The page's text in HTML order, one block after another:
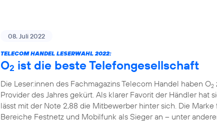
08. Juli 2022
TELECOM HANDEL LESERWAHL 2022:
O2 ist die beste Telefongesellschaft
Die Leser:innen des Fachmagazins Telecom Handel haben O2
Provider des Jahres gekürt. Als klarer Favorit der Händler hat
lässt mit der Note 2,88 die Mitbewerber hinter sich. Die
Bereiche Festnetz und Mobilfunk als Sieger an – unter